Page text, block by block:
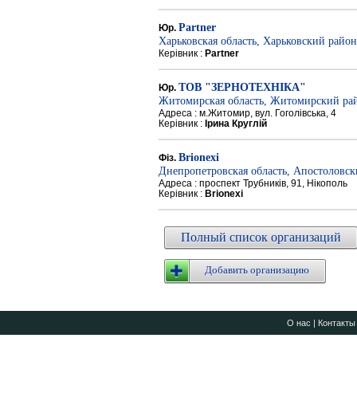
Юр. Partner
Харьковская область, Харьковский район
Керівник : Partner
Юр. ТОВ "ЗЕРНОТЕХНІКА"
Житомирская область, Житомирский
Адреса : м.Житомир, вул. Гоголівська, 4
Керівник : Ірина Круглій
Фіз. Brionexi
Днепропетровская область,
Адреса : проспект Трубників, 91, Нікополь
Керівник : Brionexi
Полный список организаций
Добавить организацию
О нас | Контакты